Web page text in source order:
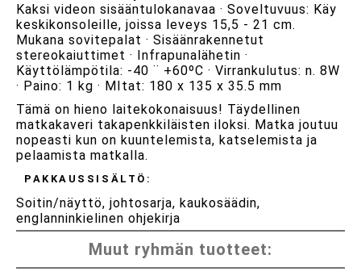
Kaksi videon sisääntulokanavaa · Soveltuvuus: Käy
keskikonsoleille, joissa leveys 15,5 - 21 cm.
Mukana sovitepalat · Sisäänrakennetut
stereokaiuttimet · Infrapunalähetin ·
Käyttölämpötila: -40 ¨ +60ºC · Virrankulutus: n. 8W
· Paino: 1 kg · MItat: 180 x 135 x 35.5 mm
Tämä on hieno laitekokonaisuus! Täydellinen
matkakaveri takapenkkiläisten iloksi. Matka joutuu
nopeasti kun on kuuntelemista, katselemista ja
pelaamista matkalla.
PAKKAUSSISÄLTÖ:
Soitin/näyttö, johtosarja, kaukosäädin,
englanninkielinen ohjekirja
Muut ryhmän tuotteet: